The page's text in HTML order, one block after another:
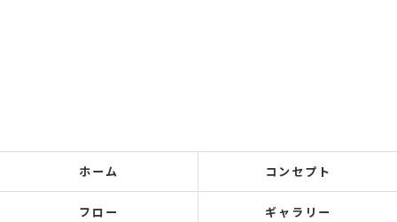
ホーム コンセプト
フロー ギャラリー